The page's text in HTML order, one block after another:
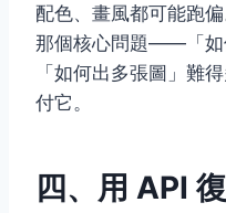
配色、畫風都可能跑
那個核心問題——「如
「如何出多張圖」難
付它。
四、用 API